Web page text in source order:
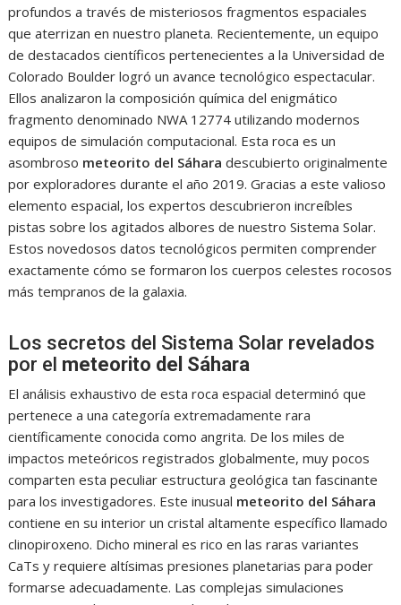
profundos a través de misteriosos fragmentos espaciales
que aterrizan en nuestro planeta. Recientemente, un equipo
de destacados científicos pertenecientes a la Universidad de
Colorado Boulder logró un avance tecnológico espectacular.
Ellos analizaron la composición química del enigmático
fragmento denominado NWA 12774 utilizando modernos
equipos de simulación computacional. Esta roca es un
asombroso meteorito del Sáhara descubierto originalmente
por exploradores durante el año 2019. Gracias a este valioso
elemento espacial, los expertos descubrieron increíbles
pistas sobre los agitados albores de nuestro Sistema Solar.
Estos novedosos datos tecnológicos permiten comprender
exactamente cómo se formaron los cuerpos celestes rocosos
más tempranos de la galaxia.
Los secretos del Sistema Solar revelados
por el meteorito del Sáhara
El análisis exhaustivo de esta roca espacial determinó que
pertenece a una categoría extremadamente rara
científicamente conocida como angrita. De los miles de
impactos meteóricos registrados globalmente, muy pocos
comparten esta peculiar estructura geológica tan fascinante
para los investigadores. Este inusual meteorito del Sáhara
contiene en su interior un cristal altamente específico llamado
clinopiroxeno. Dicho mineral es rico en las raras variantes
CaTs y requiere altísimas presiones planetarias para poder
formarse adecuadamente. Las complejas simulaciones